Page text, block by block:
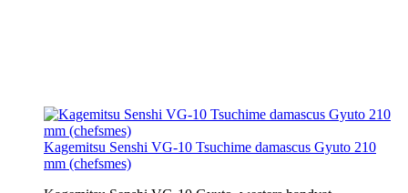
Kagemitsu Senshi VG-10 Tsuchime damascus Gyuto 210
mm (chefsmes)